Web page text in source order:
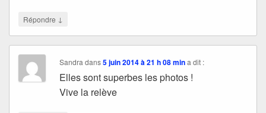
Répondre ↓
Sandra dans5 juin 2014 à 21 h 08 min a dit :
Elles sont superbes les photos !
Vive la relève